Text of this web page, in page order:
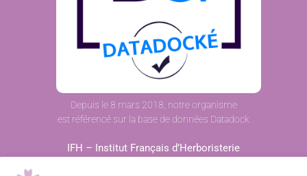
Depuis le 8 mars 2018, notre organisme
est référencé sur la base de données Datadock
IFH – Institut Français d’Herboristerie